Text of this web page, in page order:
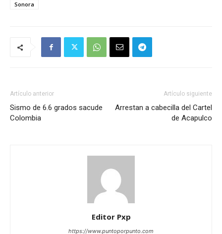
Sonora
Artículo anterior
Sismo de 6.6 grados sacude
Colombia
Artículo siguiente
Arrestan a cabecilla del Cartel
de Acapulco
Editor Pxp
https://www.puntoporpunto.com